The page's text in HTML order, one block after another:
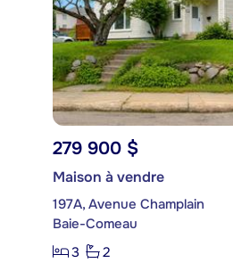
279 900 $
Maison à vendre
197A, Avenue Champlain
Baie-Comeau
3
2